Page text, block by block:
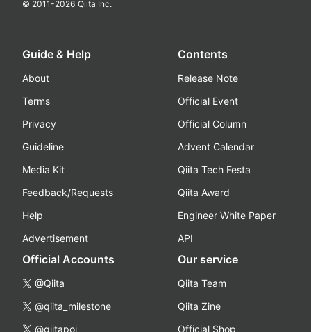
© 2011-2026 Qiita Inc.
Guide & Help
About
Terms
Privacy
Guideline
Media Kit
Feedback/Requests
Help
Advertisement
Contents
Release Note
Official Event
Official Column
Advent Calendar
Qiita Tech Festa
Qiita Award
Engineer White Paper
API
Official Accounts
@Qiita
@qiita_milestone
@qiitapoi
Our service
Qiita Team
Qiita Zine
Official Shop